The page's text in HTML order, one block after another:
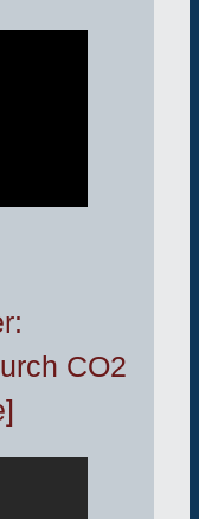
CO2